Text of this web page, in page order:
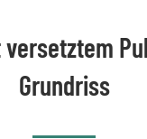
versetztem
Grundriss